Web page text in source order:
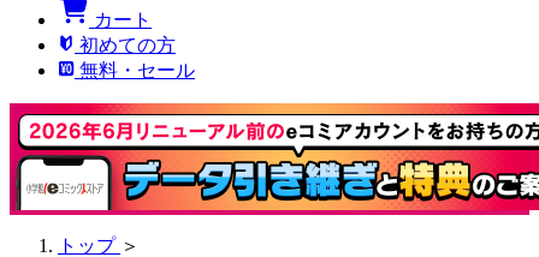
カート
初めての方
無料・セール
トップ ＞